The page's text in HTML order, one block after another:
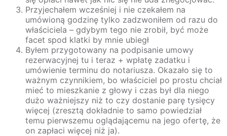
Przyjechałem wcześniej i nie czekałem na
umówioną godzinę tylko zadzwoniłem od razu do
właściciela – gdybym tego nie zrobił, być może
facet spod klatki by mnie ubiegł
Byłem przygotowany na podpisanie umowy
rezerwacyjnej tu i teraz + wpłatę zadatku i
umówienie terminu do notariusza. Okazało się to
ważnym czynnikiem, bo właściciel po prostu chciał
mieć to mieszkanie z głowy i czas był dla niego
dużo ważniejszy niż to czy dostanie parę tysięcy
więcej (zresztą dokładnie to samo powiedział
temu pierwszemu oglądającemu na jego ofertę, że
on zapłaci więcej niż ja).